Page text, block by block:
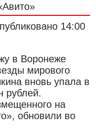
14:00
в Воронеже
мирового
вновь упала в
рублей.
на
обновили во